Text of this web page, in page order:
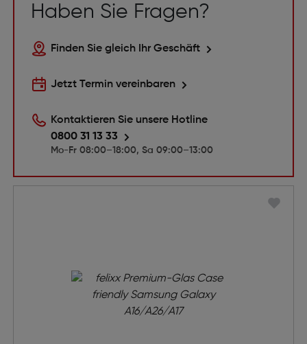
Haben Sie Fragen?
Finden Sie gleich Ihr Geschäft
Jetzt Termin vereinbaren
Kontaktieren Sie unsere Hotline
0800 31 13 33
Mo-Fr 08:00–18:00, Sa 09:00–13:00